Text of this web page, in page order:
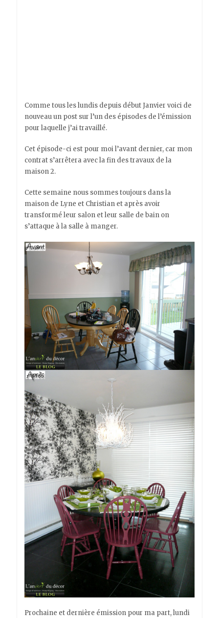
Comme tous les lundis depuis début Janvier voici de
nouveau un post sur l’un des épisodes de l’émission
pour laquelle j’ai travaillé.
Cet épisode-ci est pour moi l’avant dernier, car mon
contrat s’arrêtera avec la fin des travaux de la
maison 2.
Cette semaine nous sommes toujours dans la
maison de Lyne et Christian et après avoir
transformé leur salon et leur salle de bain on
s’attaque à la salle à manger.
Prochaine et dernière émission pour ma part, lundi